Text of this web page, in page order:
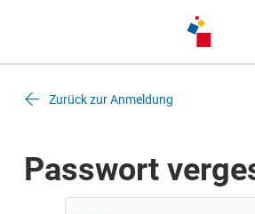
Zurück zur Anmeldung
Passwort